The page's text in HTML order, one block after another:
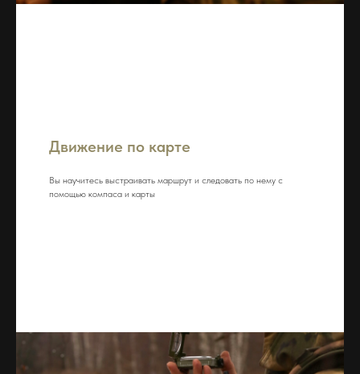
Движение по карте
Вы научитесь выстраивать маршрут и следовать по нему с
помощью компаса и карты